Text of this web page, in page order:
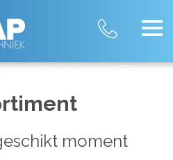
moment